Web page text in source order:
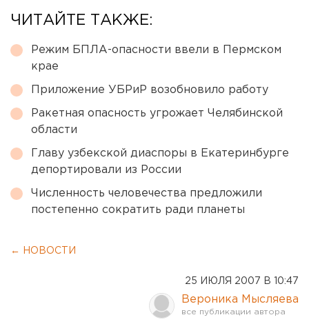
ЧИТАЙТЕ ТАКЖЕ:
Режим БПЛА-опасности ввели в Пермском
крае
Приложение УБРиР возобновило работу
Ракетная опасность угрожает Челябинской
области
Главу узбекской диаспоры в Екатеринбурге
депортировали из России
Численность человечества предложили
постепенно сократить ради планеты
← НОВОСТИ
25 ИЮЛЯ 2007 В 10:47
Вероника Мысляева